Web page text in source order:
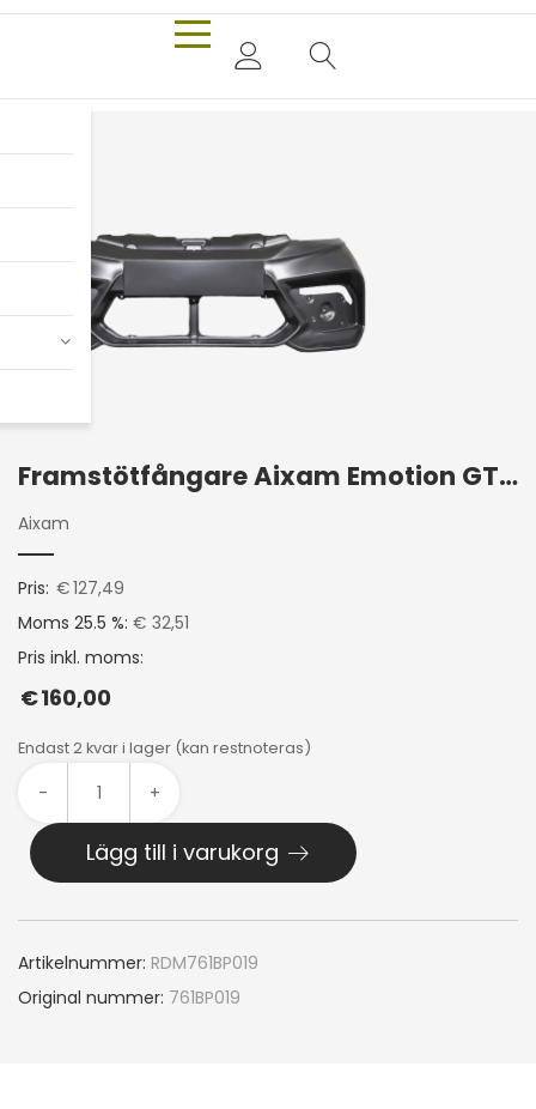
Framstötfångare Aixam Emotion GTO/GTI 2020+
Aixam
Pris: €127,49
Moms 25.5 %: € 32,51
Pris inkl. moms:
€160,00
Endast 2 kvar i lager (kan restnoteras)
- +
Lägg till i varukorg
Artikelnummer: RDM761BP019
Original nummer: 761BP019